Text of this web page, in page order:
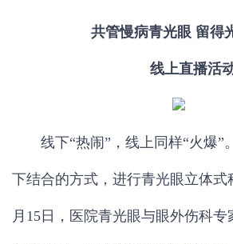
共管慢病青光眼 留得
线上直播活
线下“热闹”，线上同样“火爆”
下结合的方式，进行青光眼立体式
月15日，医院青光眼与眼外伤科